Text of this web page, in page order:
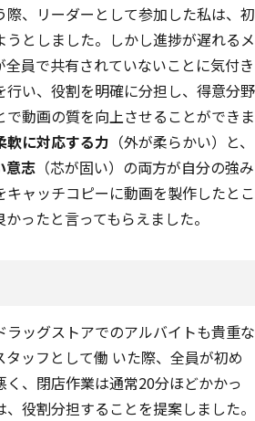
際、リーダーとして参加した私は、初
としました。しかし進捗が遅れるメ
全員で共有されていないことに気付き
行い、役割を明確に分担し、得意分野
動画の質を向上させることができま
軟に対応する力 （外が柔らかい）と、
意志 （芯が固い）の両方が自分の強み
ャッチコピーに動画を製作したとこ
ったと言ってもらえました。
ッグストアでのアルバイトも貴重な
ッフとして働 いた際、全員が初め
、閉店作業は通常20分ほどかかっ
役割分担することを提案しました。